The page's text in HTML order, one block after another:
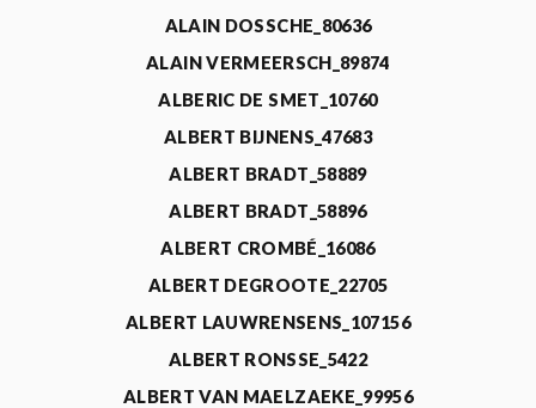
ALAIN DOSSCHE_80636
ALAIN VERMEERSCH_89874
ALBERIC DE SMET_10760
ALBERT BIJNENS_47683
ALBERT BRADT_58889
ALBERT BRADT_58896
ALBERT CROMBÉ_16086
ALBERT DEGROOTE_22705
ALBERT LAUWRENSENS_107156
ALBERT RONSSE_5422
ALBERT VAN MAELZAEKE_99956